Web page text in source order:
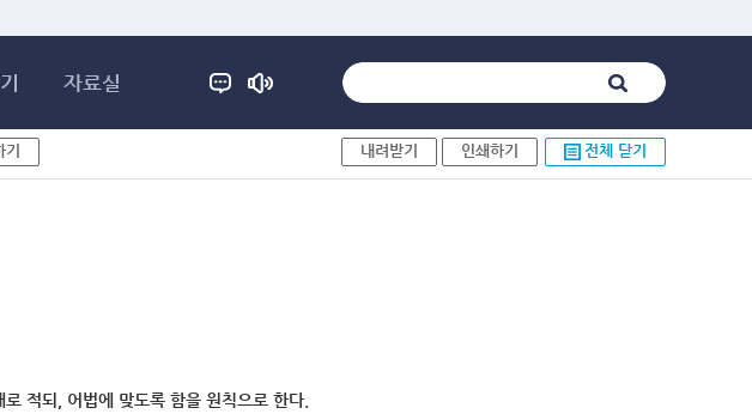
자료실
내려받기 인쇄하기 전체 닫기
적되, 어법에 맞도록 함을 원칙으로 한다.